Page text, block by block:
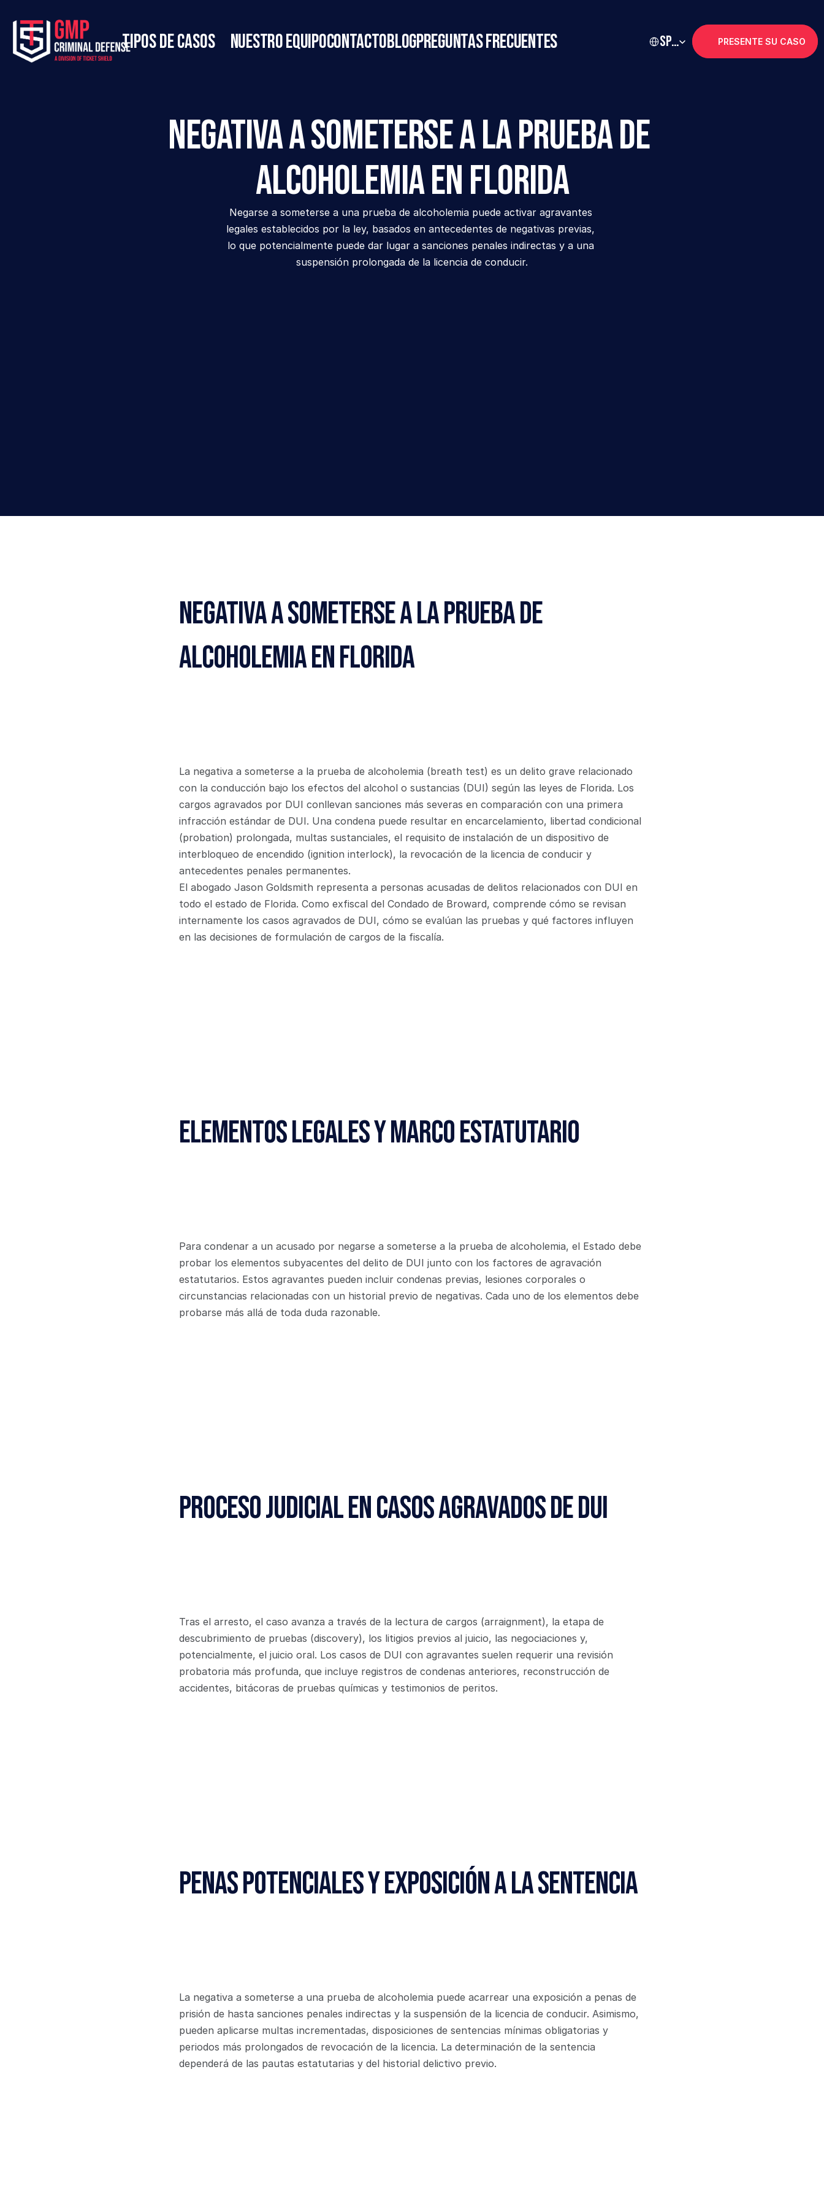
Tipos de casos Nuestro equipoContactoBlogPreguntas frecuentes
Select Language
Spanish PRESENTE SU CASO
Negativa a someterse a la prueba de
alcoholemia en Florida
Negarse a someterse a una prueba de alcoholemia puede activar agravantes
legales establecidos por la ley, basados en antecedentes de negativas previas,
lo que potencialmente puede dar lugar a sanciones penales indirectas y a una
suspensión prolongada de la licencia de conducir.
Negativa a Someterse a la Prueba de
Alcoholemia en Florida
La negativa a someterse a la prueba de alcoholemia (breath test) es un delito grave relacionado
con la conducción bajo los efectos del alcohol o sustancias (DUI) según las leyes de Florida. Los
cargos agravados por DUI conllevan sanciones más severas en comparación con una primera
infracción estándar de DUI. Una condena puede resultar en encarcelamiento, libertad condicional
(probation) prolongada, multas sustanciales, el requisito de instalación de un dispositivo de
interbloqueo de encendido (ignition interlock), la revocación de la licencia de conducir y
antecedentes penales permanentes.
El abogado Jason Goldsmith representa a personas acusadas de delitos relacionados con DUI en
todo el estado de Florida. Como exfiscal del Condado de Broward, comprende cómo se revisan
internamente los casos agravados de DUI, cómo se evalúan las pruebas y qué factores influyen
en las decisiones de formulación de cargos de la fiscalía.
Elementos Legales y Marco Estatutario
Para condenar a un acusado por negarse a someterse a la prueba de alcoholemia, el Estado debe
probar los elementos subyacentes del delito de DUI junto con los factores de agravación
estatutarios. Estos agravantes pueden incluir condenas previas, lesiones corporales o
circunstancias relacionadas con un historial previo de negativas. Cada uno de los elementos debe
probarse más allá de toda duda razonable.
Proceso Judicial en Casos Agravados de DUI
Tras el arresto, el caso avanza a través de la lectura de cargos (arraignment), la etapa de
descubrimiento de pruebas (discovery), los litigios previos al juicio, las negociaciones y,
potencialmente, el juicio oral. Los casos de DUI con agravantes suelen requerir una revisión
probatoria más profunda, que incluye registros de condenas anteriores, reconstrucción de
accidentes, bitácoras de pruebas químicas y testimonios de peritos.
Penas Potenciales y Exposición a la Sentencia
La negativa a someterse a una prueba de alcoholemia puede acarrear una exposición a penas de
prisión de hasta sanciones penales indirectas y la suspensión de la licencia de conducir. Asimismo,
pueden aplicarse multas incrementadas, disposiciones de sentencias mínimas obligatorias y
periodos más prolongados de revocación de la licencia. La determinación de la sentencia
dependerá de las pautas estatutarias y del historial delictivo previo.